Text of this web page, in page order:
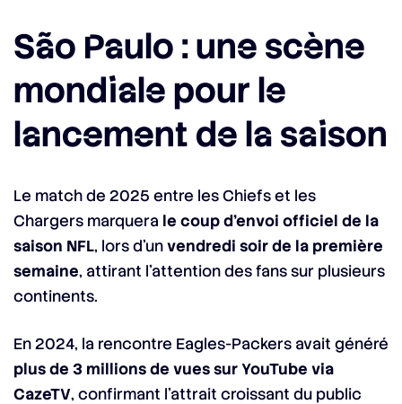
São Paulo : une scène
mondiale pour le
lancement de la saison
Le match de 2025 entre les Chiefs et les
Chargers marquera le coup d’envoi officiel de la
saison NFL, lors d’unvendredi soir de la première
semaine, attirant l’attention des fans sur plusieurs
continents.
En 2024, la rencontre Eagles-Packers avait généré
plus de 3 millions de vues sur YouTube via
CazeTV, confirmant l’attrait croissant du public